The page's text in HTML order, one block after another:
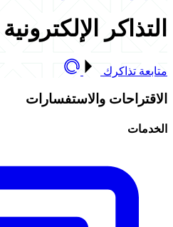
التذاكر الإلكترونية
متابعة تذاكرك
الاقتراحات والاستفسارات
الخدمات